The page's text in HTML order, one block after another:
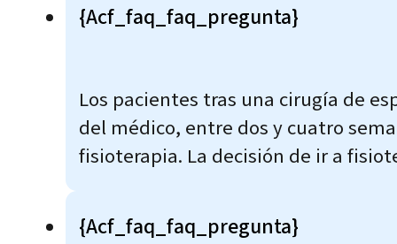
{acf_faq_faq_pregunta}
Los pacientes tras una cirugía de
del médico, entre dos y cuatro
fisioterapia. La decisión de ir a
{acf_faq_faq_pregunta}